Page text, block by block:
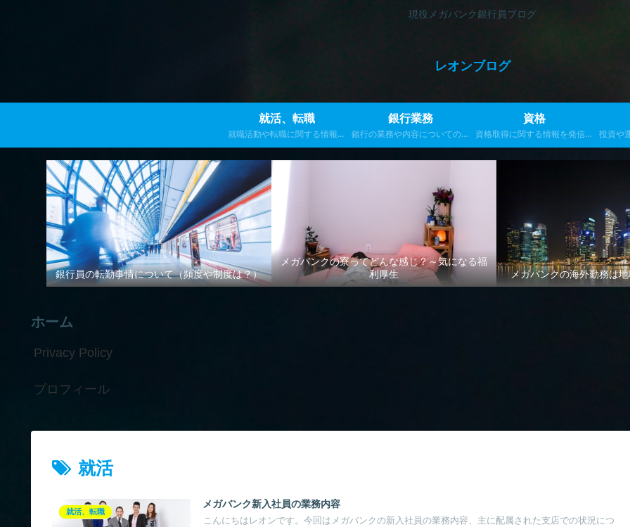
現役メガバンク銀行員ブログ
レオンブログ
就活、転職
就職活動や転職に関する情報を
発信します
銀行業務
銀行の業務や内容についての記
事を発信します
資格
資格取得に関する情報を発信し
ます
投資や
銀行員の転勤事情について（頻度や制度は？）
メガバンクの寮ってどんな感じ？～気になる福
利厚生
メガバンクの海外勤務は
ホーム
Privacy Policy
プロフィール
就活
就活、転職
メガバンク新入社員の業務内容
こんにちはレオンです。今回はメガバンクの新入社員の業務内容、主に配属された支店での状況につ